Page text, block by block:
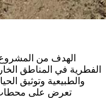
الهدف من المشروع:
الفطرية في المناطق
والطبيعية وتوثيق
تعرض على محطات